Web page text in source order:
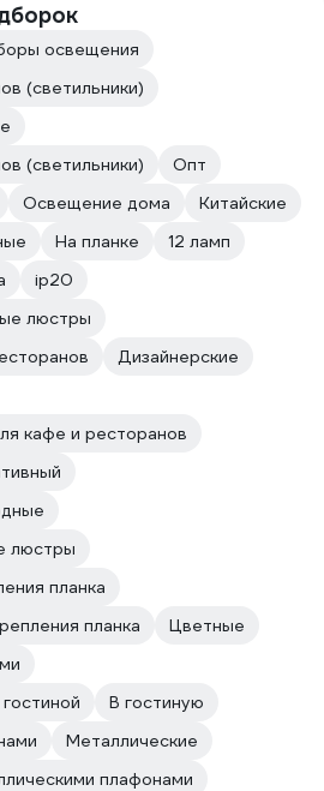
освещения
(светильники)
(светильники)
Опт
Освещение дома
Китайские
На планке
12 ламп
ip20
люстры
Дизайнерские
кафе и ресторанов
люстры
планка
планка
Цветные
В гостиную
Металлические
плафонами